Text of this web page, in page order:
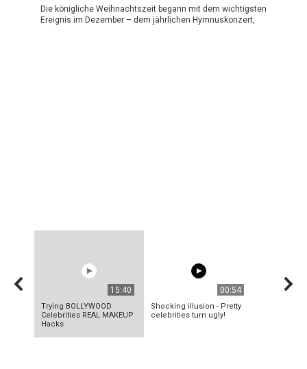
Die königliche Weihnachtszeit begann mit dem wichtigsten
Ereignis im Dezember – dem jährlichen Hymnuskonzert,
15:40
Trying BOLLYWOOD
Celebrities REAL MAKEUP
Hacks
00:54
Shocking illusion - Pretty
celebrities turn ugly!